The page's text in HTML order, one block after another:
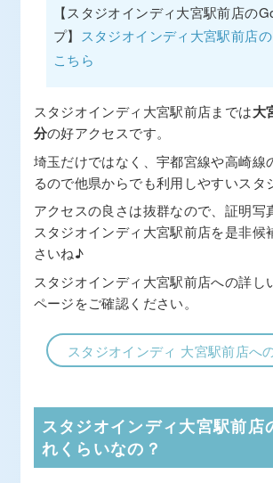
【スタジオインディ大宮駅前店の
プ】 スタジオインディ大宮駅前店
こちら
スタジオインディ大宮駅前店までは大
分の好アクセスです。
埼玉だけではなく、宇都宮線や高崎線
るので他県からでも利用しやすいスタ
アクセスの良さは抜群なので、証明写
スタジオインディ大宮駅前店を是非候
さいね♪
スタジオインディ大宮駅前店への詳し
ページをご確認ください。
スタジオインディ 大宮駅前店へ
スタジオインディ大宮駅前店
れくらいなの？